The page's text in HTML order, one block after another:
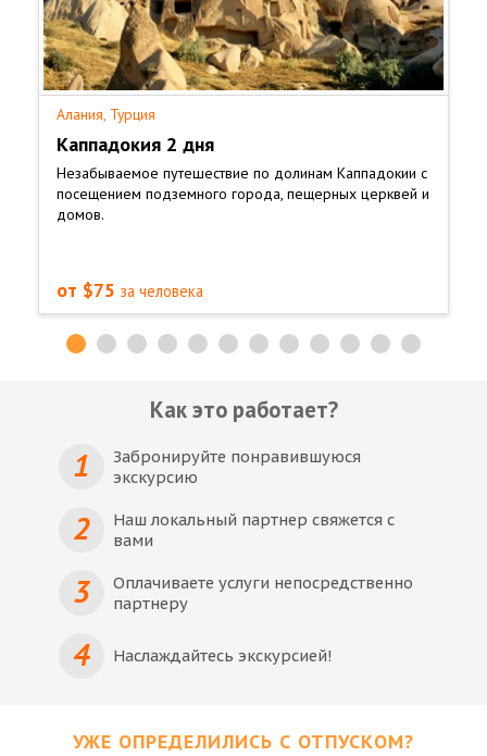
Алания, Турция
Каппадокия 2 дня
Незабываемое путешествие по долинам Каппадокии с
посещением подземного города, пещерных церквей и
домов.
от $75 за человека
Как это работает?
1
Забронируйте понравившуюся
экскурсию
2
Наш локальный партнер свяжется с
вами
3
Оплачиваете услуги непосредственно
партнеру
4 Наслаждайтесь экскурсией!
УЖЕ ОПРЕДЕЛИЛИСЬ С ОТПУСКОМ?